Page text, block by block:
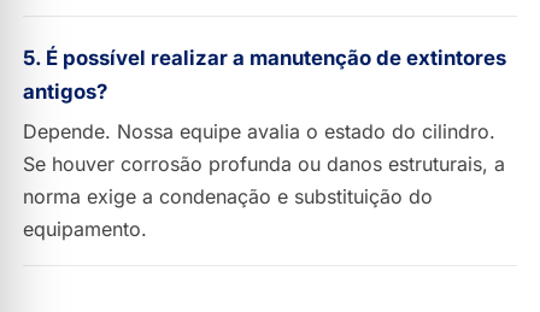
5. É possível realizar a manutenção de extintores
antigos?
Depende. Nossa equipe avalia o estado do cilindro.
Se houver corrosão profunda ou danos estruturais, a
norma exige a condenação e substituição do
equipamento.